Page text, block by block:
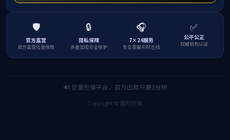
公司关于2020年接收推荐免试硕士研究生
研究生复试费缴费详细流程图